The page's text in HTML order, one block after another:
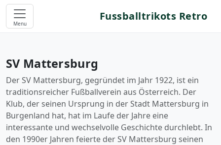
Menu
Fussballtrikots Retro
SV Mattersburg
Der SV Mattersburg, gegründet im Jahr 1922, ist ein
traditionsreicher Fußballverein aus Österreich. Der
Klub, der seinen Ursprung in der Stadt Mattersburg in
Burgenland hat, hat im Laufe der Jahre eine
interessante und wechselvolle Geschichte durchlebt. In
den 1990er Jahren feierte der SV Mattersburg seinen